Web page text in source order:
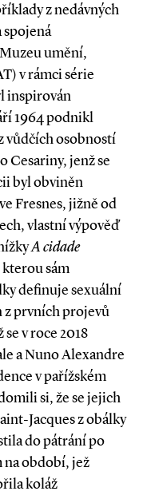
z nedávných
spojená
umění,
v rámci série
inspirován
1964 podnikl
vůdčích osobností
Cesariny, jenž se
byl obviněn
Fresnes, jižně od
vlastní výpověď
A cidade
kterou sám
definuje sexuál­ní
z prvních projevů
v roce 2018
a Nuno Alexandre
v pařížském
si, že se jejich
Jacques z obálky
do pátrání po
na období, jež
koláž